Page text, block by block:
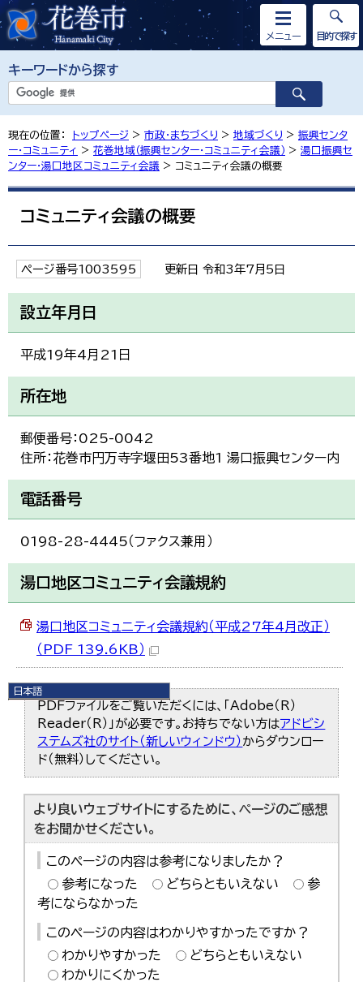
キーワードから探す
メニュー
日本語
日本語
English
한국어
简体中文
繁體中文
目的で探す
現在の位置： トップページ > 市政・まちづくり > 地域づくり > 振興センタ
ー・コミュニティ > 花巻地域（振興センター・コミュニティ会議） > 湯口振興セ
ンター・湯口地区コミュニティ会議 > コミュニティ会議の概要
コミュニティ会議の概要
ページ番号1003595 更新日 令和3年7月5日
設立年月日
平成19年4月21日
所在地
郵便番号：025-0042
住所：花巻市円万寺字堰田53番地1 湯口振興センター内
電話番号
0198-28-4445（ファクス兼用）
湯口地区コミュニティ会議規約
湯口地区コミュニティ会議規約（平成27年4月改正）
（PDF 139.6KB）
PDFファイルをご覧いただくには、「Adobe（R）
Reader（R）」が必要です。お持ちでない方はアドビシ
ステムズ社のサイト（新しいウィンドウ） からダウンロー
ド（無料）してください。
より良いウェブサイトにするために、ページのご感想
をお聞かせください。
このページの内容は参考になりましたか？
参考になった
どちらともいえない
参
考にならなかった
このページの内容はわかりやすかったですか？
わかりやすかった
どちらともいえない
わかりにくかった